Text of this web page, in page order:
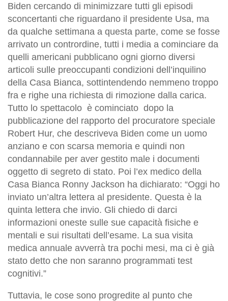
Biden cercando di minimizzare tutti gli episodi
sconcertanti che riguardano il presidente Usa, ma
da qualche settimana a questa parte, come se fosse
arrivato un contrordine, tutti i media a cominciare da
quelli americani pubblicano ogni giorno diversi
articoli sulle preoccupanti condizioni dell’inquilino
della Casa Bianca, sottintendendo nemmeno troppo
fra e righe una richiesta di rimozione dalla carica.
Tutto lo spettacolo è cominciato dopo la
pubblicazione del rapporto del procuratore speciale
Robert Hur, che descriveva Biden come un uomo
anziano e con scarsa memoria e quindi non
condannabile per aver gestito male i documenti
oggetto di segreto di stato. Poi l’ex medico della
Casa Bianca Ronny Jackson ha dichiarato: “Oggi ho
inviato un’altra lettera al presidente. Questa è la
quinta lettera che invio. Gli chiedo di darci
informazioni oneste sulle sue capacità fisiche e
mentali e sui risultati dell’esame. La sua visita
medica annuale avverrà tra pochi mesi, ma ci è già
stato detto che non saranno programmati test
cognitivi.”
Tuttavia, le cose sono progredite al punto che